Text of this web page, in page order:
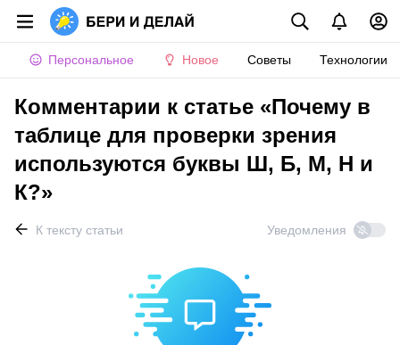
Персональное Новое Советы Технологии
Комментарии к статье «Почему в
таблице для проверки зрения
используются буквы Ш, Б, М, Н и
К?»
К тексту статьи Уведомления